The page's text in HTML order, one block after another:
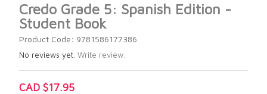
Credo Grade 5: Spanish Edition -
Student Book
Product Code: 9781586177386
No reviews yet. Write review.
CAD $17.95